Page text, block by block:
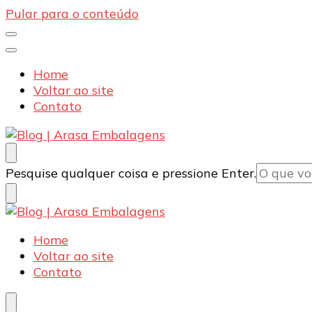
Pular para o conteúdo
Home
Voltar ao site
Contato
Blog | Arasa Embalagens
Confira conteúdos sobre embalagens para pizzas,
Procurando
algo?
Pesquise qualquer coisa e pressione Enter.
Blog | Arasa Embalagens
Confira conteúdos sobre embalagens para pizzas,
Home
Voltar ao site
Contato